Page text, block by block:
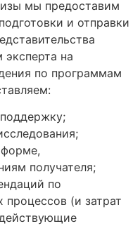
мы предоставим
и отправки
на
по программам
получателя;
по
(и затрат